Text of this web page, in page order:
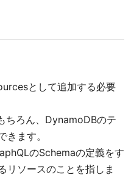
として追加する必要
ちろん、DynamoDBのテ
ます。
のSchemaの定義をす
リソースのことを指しま